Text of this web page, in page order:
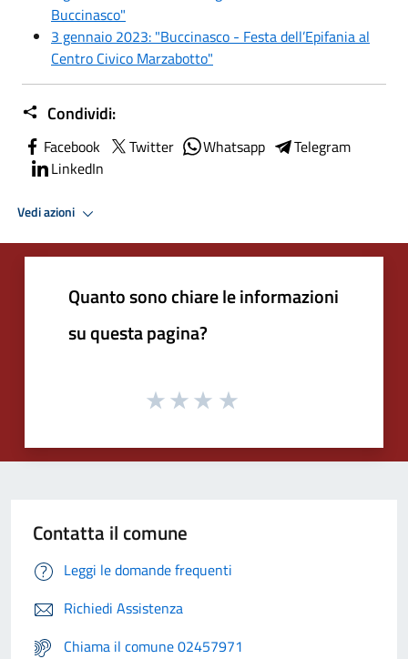
Buccinasco"
3 gennaio 2023: "Buccinasco - Festa dell’Epifania al
Centro Civico Marzabotto"
Condividi:
Facebook Twitter Whatsapp
Telegram
LinkedIn
Vedi azioni
Quanto sono chiare le informazioni
su questa pagina?
Contatta il comune
Leggi le domande frequenti
Richiedi Assistenza
Chiama il comune 02457971